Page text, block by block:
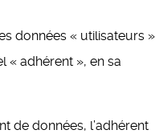
données « utilisateurs »
« adhérent », en sa
de données, l’adhérent